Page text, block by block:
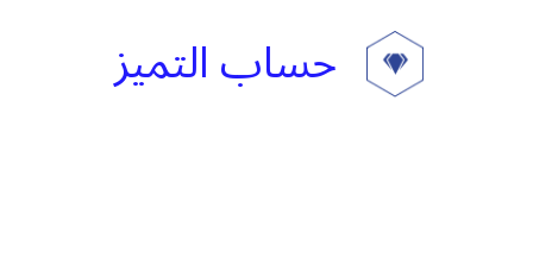
حساب التميز